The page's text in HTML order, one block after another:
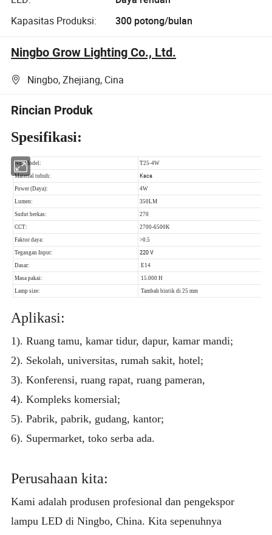
Kapasitas Produksi:
300 potong/bulan
Ningbo Grow Lighting Co., Ltd.
Ningbo, Zhejiang, Cina
Rincian Produk
Spesifikasi:
Aplikasi:
1). Ruang tamu, kamar tidur, dapur, kamar mandi;
2). Sekolah, universitas, rumah sakit, hotel;
3). Konferensi, ruang rapat, ruang pameran,
4). Kompleks komersial;
5). Pabrik, pabrik, gudang, kantor;
6). Supermarket, toko serba ada.
Perusahaan kita:
Kami adalah produsen profesional dan pengekspor
lampu LED di Ningbo, China. Kita sepenuhnya